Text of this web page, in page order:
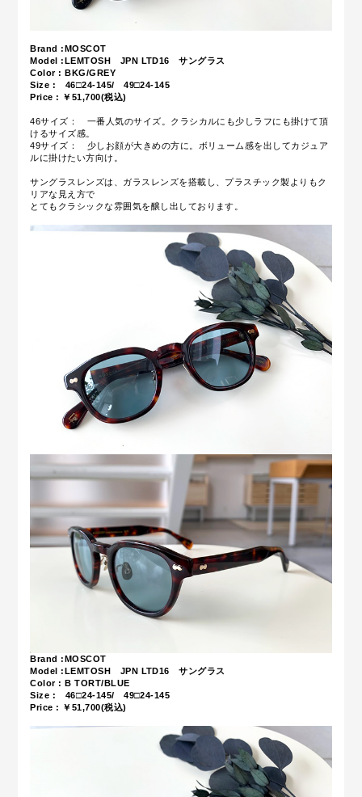
Brand :MOSCOT
Model :LEMTOSH JPN LTD16 サングラス
Color : BKG/GREY
Size : 46□24-145/ 49□24-145
Price : ￥51,700(税込)
46サイズ： 一番人気のサイズ。クラシカルにも少しラフにも掛けて頂
けるサイズ感。
49サイズ： 少しお顔が大きめの方に。ボリューム感を出してカジュア
ルに掛けたい方向け。
サングラスレンズは、ガラスレンズを搭載し、プラスチック製よりもク
リアな見え方で
とてもクラシックな雰囲気を醸し出しております。
Brand :MOSCOT
Model :LEMTOSH JPN LTD16 サングラス
Color : B TORT/BLUE
Size : 46□24-145/ 49□24-145
Price : ￥51,700(税込)